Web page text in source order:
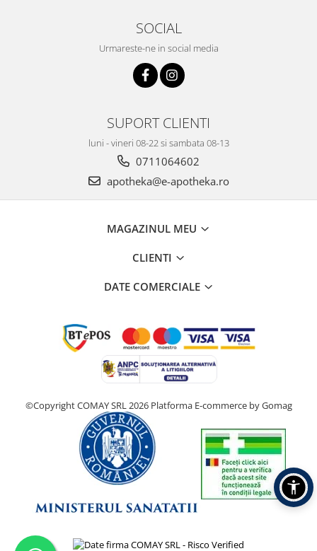
SOCIAL
Urmareste-ne in social media
SUPORT CLIENTI
luni - vineri 08-22 si sambata 08-13
0711064602
apotheka@e-apotheka.ro
MAGAZINUL MEU
CLIENTI
DATE COMERCIALE
©Copyright COMAY SRL 2026 Platforma E-commerce by Gomag